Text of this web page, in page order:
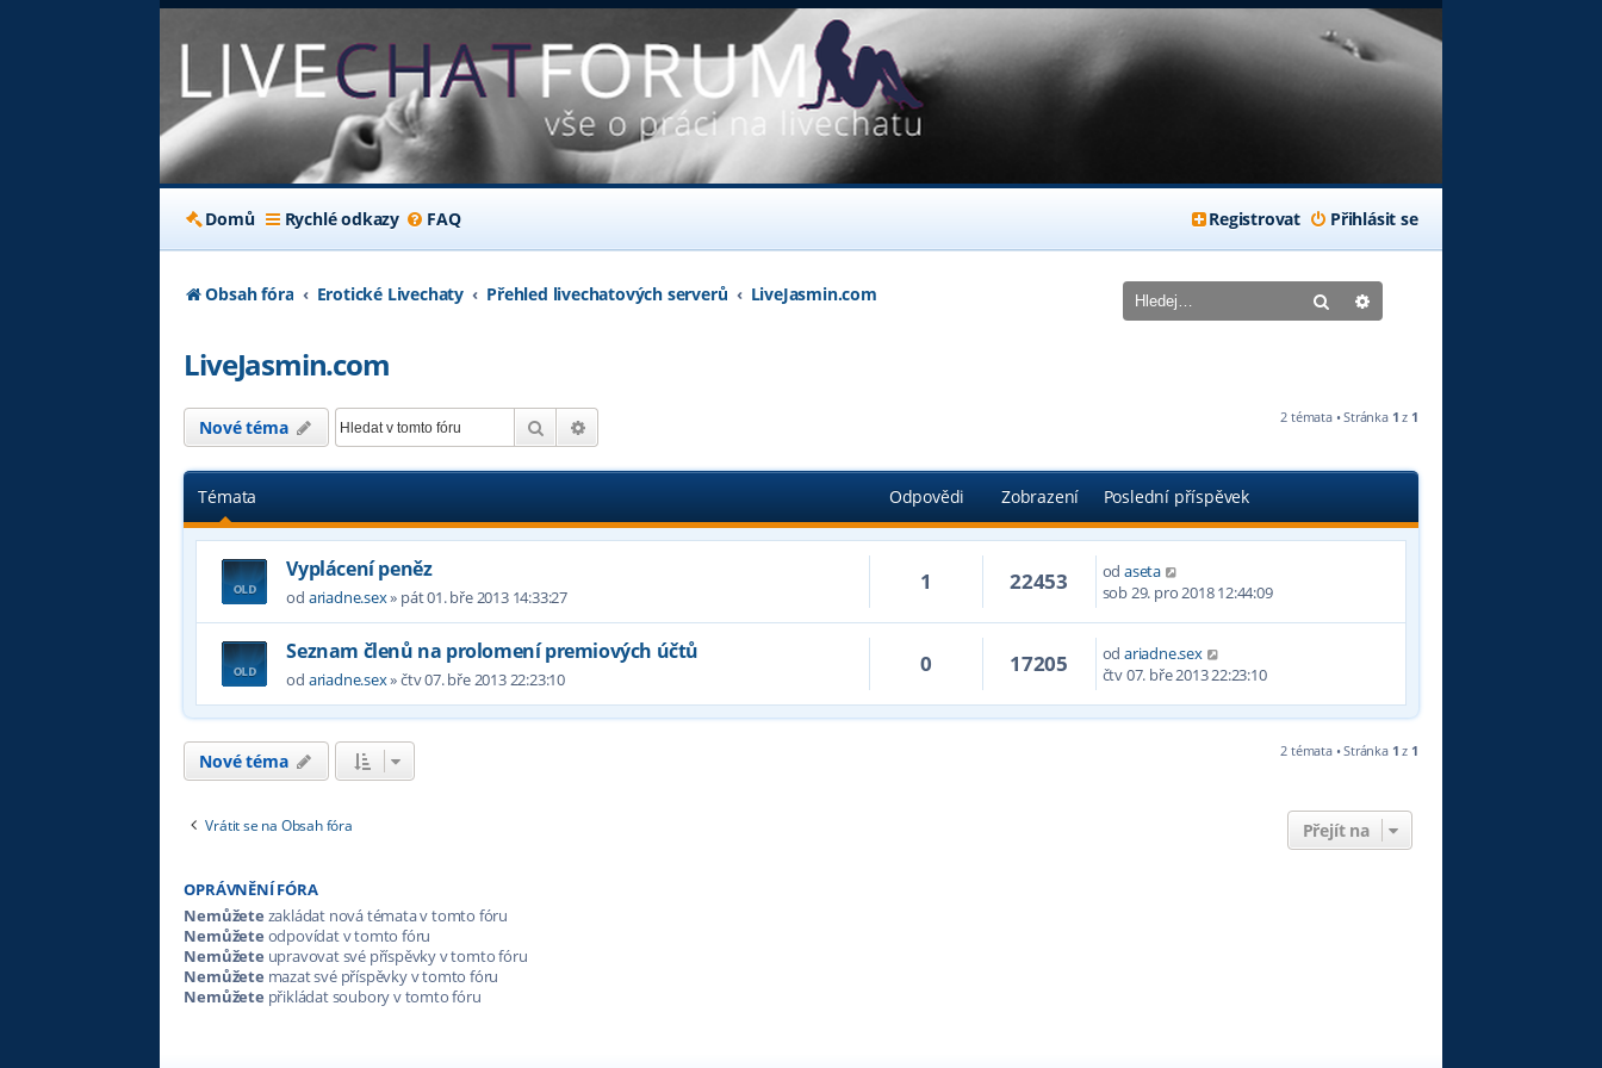
Domů Rychlé odkazy FAQ Přihlásit se
Registrovat
Obsah fóra Erotické Livechaty Přehled livechatových serverů LiveJasmin.com Hledat
LiveJasmin.com
Nové téma Hledat 2 témata • Stránka 1 z 1
Témata Odpovědi Zobrazení Poslední příspěvek
Vyplácení peněz
od ariadne.sex» pát 01. bře 2013 14:33:27
1 22453 od aseta
sob 29. pro 2018 12:44:09
Seznam členů na prolomení premiových účtů
od ariadne.sex»čtv 07. bře 2013 22:23:10
0 17205 od ariadne.sex
čtv 07. bře 2013 22:23:10
Nové téma 2 témata • Stránka 1 z 1
Vrátit se na Obsah fóra Přejít na
OPRÁVNĚNÍ FÓRA
Nemůžete zakládat nová témata v tomto fóru
Nemůžete odpovídat v tomto fóru
Nemůžete upravovat své příspěvky v tomto fóru
Nemůžete mazat své příspěvky v tomto fóru
Nemůžete přikládat soubory v tomto fóru